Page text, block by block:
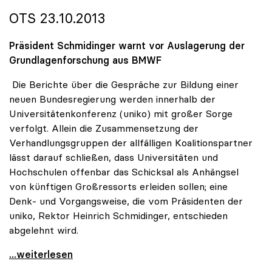
OTS 23.10.2013
Präsident Schmidinger warnt vor Auslagerung der
Grundlagenforschung aus BMWF
Die Berichte über die Gespräche zur Bildung einer
neuen Bundesregierung werden innerhalb der
Universitätenkonferenz (uniko) mit großer Sorge
verfolgt. Allein die Zusammensetzung der
Verhandlungsgruppen der allfälligen Koalitionspartner
lässt darauf schließen, dass Universitäten und
Hochschulen offenbar das Schicksal als Anhängsel
von künftigen Großressorts erleiden sollen; eine
Denk- und Vorgangsweise, die vom Präsidenten der
uniko, Rektor Heinrich Schmidinger, entschieden
abgelehnt wird.
uniko zu Koalitionsverhandlungen: Wissenschaft
...weiterlesen